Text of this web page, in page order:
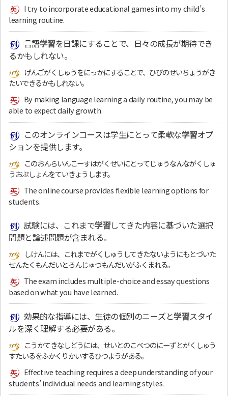
I try to incorporate educational games into my child’s
learning routine.
言語学習を日課にすることで、日々の成長が期待でき
るかもしれない。
げんごがくしゅうをにっかにすることで、ひびのせいちょうがき
たいできるかもしれない。
By making language learning a daily routine, you may be
able to expect daily growth.
このオンラインコースは学生にとって柔軟な学習オプ
ションを提供します。
このおんらいんこーすはがくせいにとってじゅうなんながくしゅ
うおぷしょんをていきょうします。
The online course provides flexible learning options for
students.
試験には、これまで学習してきた内容に基づいた選択
問題と論述問題が含まれる。
しけんには、これまでがくしゅうしてきたないようにもとづいた
せんたくもんだいとろんじゅつもんだいがふくまれる。
The exam includes multiple-choice and essay questions
based on what you have learned.
効果的な指導には、生徒の個別のニーズと学習スタイ
ルを深く理解する必要がある。
こうかてきなしどうには、せいとのこべつのにーずとがくしゅう
すたいるをふかくりかいするひつようがある。
Effective teaching requires a deep understanding of your
students’ individual needs and learning styles.